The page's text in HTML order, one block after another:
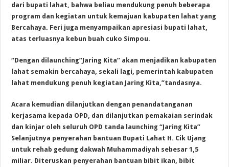
dari bupati lahat, bahwa beliau mendukung penuh beberapa
program dan kegiatan untuk kemajuan kabupaten lahat yang
Bercahaya. Feri juga menyampaikan apresiasi bupati lahat,
atas terluasnya kebun buah cuko Simpou.
“Dengan dilaunching”Jaring Kita” akan menjadikan kabupaten
lahat semakin bercahaya, sekali lagi, pemerintah kabupaten
lahat mendukung penuh kegiatan Jaring Kita,”tandasnya.
Acara kemudian dilanjutkan dengan penandatanganan
kerjasama kepada OPD, dan dilanjutkan pemakaian serindak
dan kinjar oleh seluruh OPD tanda launching “Jaring Kita”
Selanjutnya penyerahan bantuan Bupati Lahat H. Cik Ujang
untuk rehab gedung dakwah Muhammadiyah sebesar 1,5
miliar. Diteruskan penyerahan bantuan bibit ikan, bibit